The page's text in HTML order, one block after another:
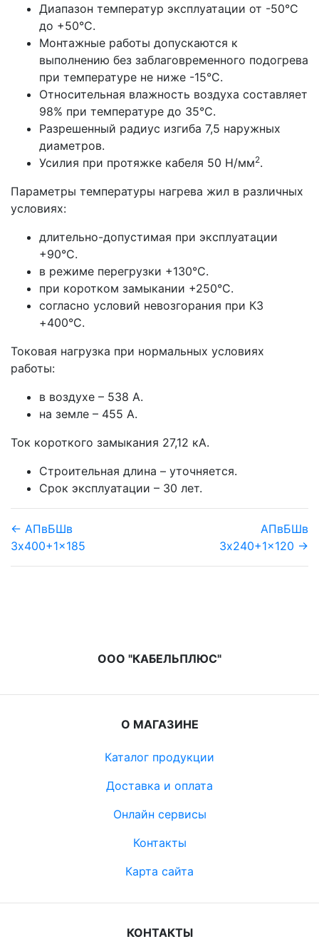
Диапазон температур эксплуатации от -50°С
до +50°С.
Монтажные работы допускаются к
выполнению без заблаговременного подогрева
при температуре не ниже -15°С.
Относительная влажность воздуха составляет
98% при температуре до 35°С.
Разрешенный радиус изгиба 7,5 наружных
диаметров.
Усилия при протяжке кабеля 50 Н/мм2.
Параметры температуры нагрева жил в различных
условиях:
длительно-допустимая при эксплуатации
+90°С.
в режиме перегрузки +130°С.
при коротком замыкании +250°С.
согласно условий невозгорания при КЗ
+400°С.
Токовая нагрузка при нормальных условиях
работы:
в воздухе – 538 А.
на земле – 455 А.
Ток короткого замыкания 27,12 кА.
Строительная длина – уточняется.
Срок эксплуатации – 30 лет.
← АПвБШв
3x400+1x185
АПвБШв
3x240+1x120 →
ООО "КАБЕЛЬПЛЮС"
О МАГАЗИНЕ
Каталог продукции
Доставка и оплата
Онлайн сервисы
Контакты
Карта сайта
КОНТАКТЫ